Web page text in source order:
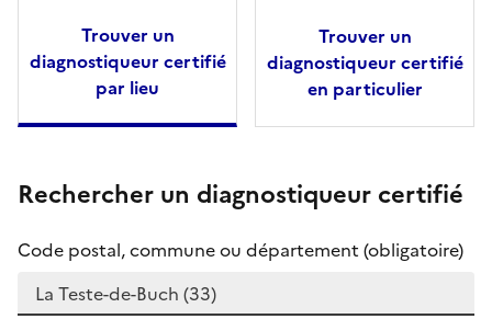
Trouver un
diagnostiqueur certifié
par lieu
Trouver un
diagnostiqueur certifié
en particulier
Rechercher un diagnostiqueur certifié
Code postal, commune ou département (obligatoire)